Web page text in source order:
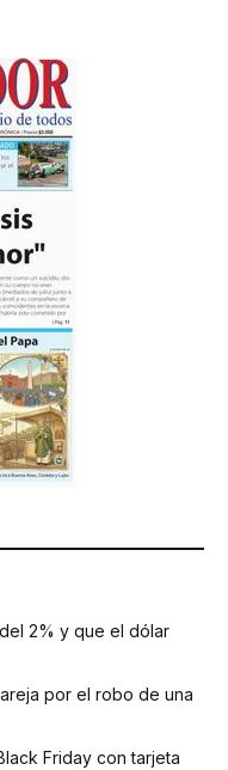
2% y que el dólar
por el robo de una
Friday con tarjeta